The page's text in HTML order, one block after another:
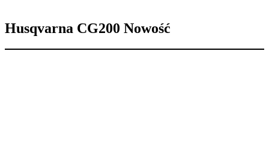
Husqvarna CG200 Nowość